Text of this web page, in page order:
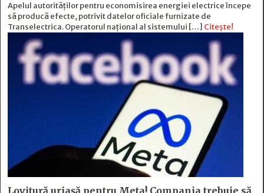
Apelul autorităților pentru economisirea energiei electrice începe
să producă efecte, potrivit datelor oficiale furnizate de
Transelectrica. Operatorul național al sistemului […] Citește!